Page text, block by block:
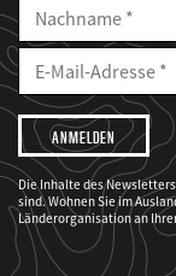
Nachname
E-
Mailadresse
E-
Adresse
Ich
möchte,
dass
der
WWF
mich
über
seine
Projekte
informiert.
Die Inhalte des
sind. Wohnen Sie im
Länderorganisation an